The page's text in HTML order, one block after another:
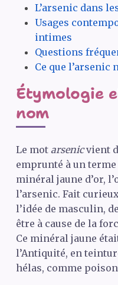
L’arsenic dans
Usages
intimes
Questions
Ce que l’arsenic
Étymologie
nom
Le mot arsenicvient
emprunté à un
minéral jaune d’or,
l’arsenic. Fait
l’idée de masculin,
être à cause de la
Ce minéral jaune
l’Antiquité, en
hélas, comme